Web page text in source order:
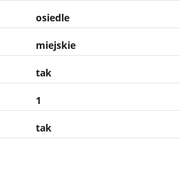
osiedle
miejskie
tak
1
tak